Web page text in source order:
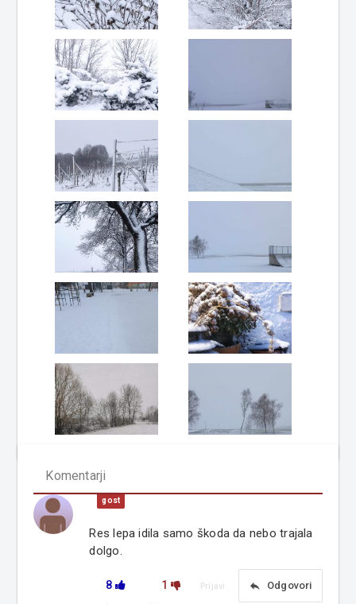
Komentarji
gost
Res lepa idila samo škoda da nebo trajala
dolgo.
8 1 reply Odgovori
Prijavi